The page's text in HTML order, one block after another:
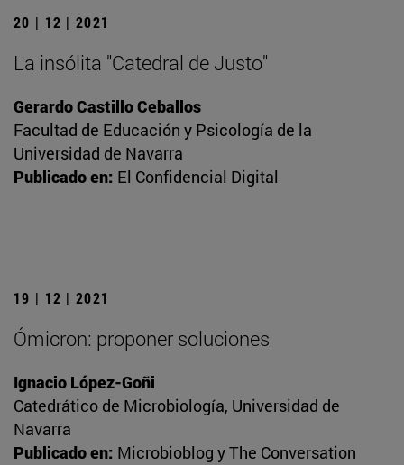
20 | 12 | 2021
La insólita "Catedral de Justo"
Gerardo Castillo Ceballos
Facultad de Educación y Psicología de la
Universidad de Navarra
Publicado en: El Confidencial Digital
19 | 12 | 2021
Ómicron: proponer soluciones
Ignacio López-Goñi
Catedrático de Microbiología, Universidad de
Navarra
Publicado en: Microbioblog y The Conversation